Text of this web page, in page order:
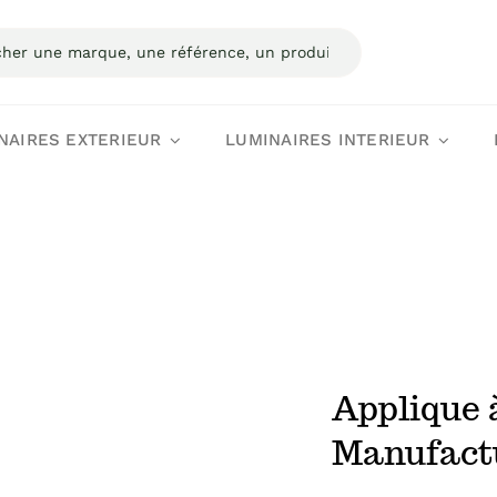
EXTERIEUR LUMINAIRES INTERIEUR
Applique